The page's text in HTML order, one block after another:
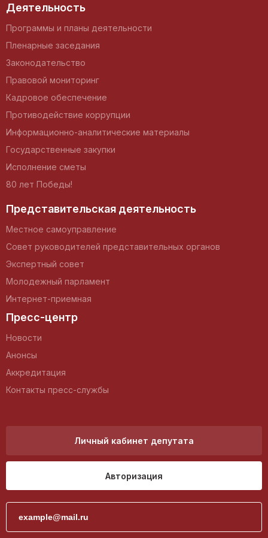
Деятельность
Программы и планы деятельности
Пленарные заседания
Законодательство
Правовой мониторинг
Кадровое обеспечение
Противодействие коррупции
Информационно-аналитические материалы
Государственные закупки
Исполнение сметы
80 лет Победы!
Представительская деятельность
Местное самоуправление
Совет руководителей представительных органов
Экспертный совет
Молодежный парламент
Интернет-приемная
Пресс-центр
Новости
Анонсы
Аккредитация
Контакты пресс-службы
Личный кабинет депутата
Авторизация